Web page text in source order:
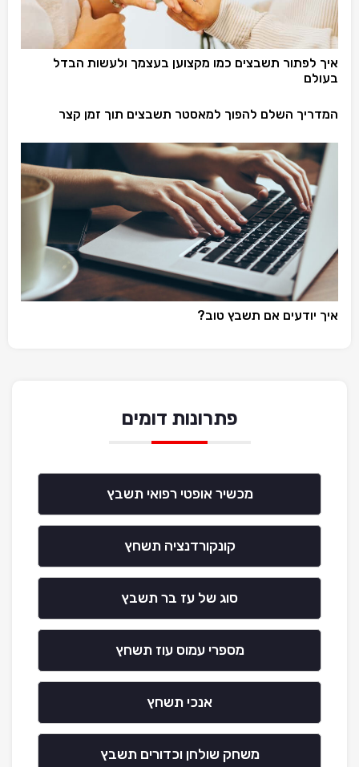
איך לפתור תשבצים כמו מקצוען בעצמך ולעשות הבדל
בעולם
המדריך השלם להפוך למאסטר תשבצים תוך זמן קצר
איך יודעים אם תשבץ טוב?
פתרונות דומים
מכשיר אופטי רפואי תשבץ
קונקורדנציה תשחץ
סוג של עז בר תשבץ
מספרי עמוס עוז תשחץ
אנכי תשחץ
משחק שולחן וכדורים תשבץ